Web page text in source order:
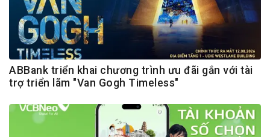
ABBank triển khai chương trình ưu đãi gắn với tài
trợ triển lãm "Van Gogh Timeless"